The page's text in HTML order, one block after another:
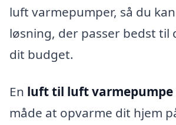
luft varmepumper, så du
løsning, der passer bedst til
dit budget.
En luft til luft varmepumpe
måde at opvarme dit hjem